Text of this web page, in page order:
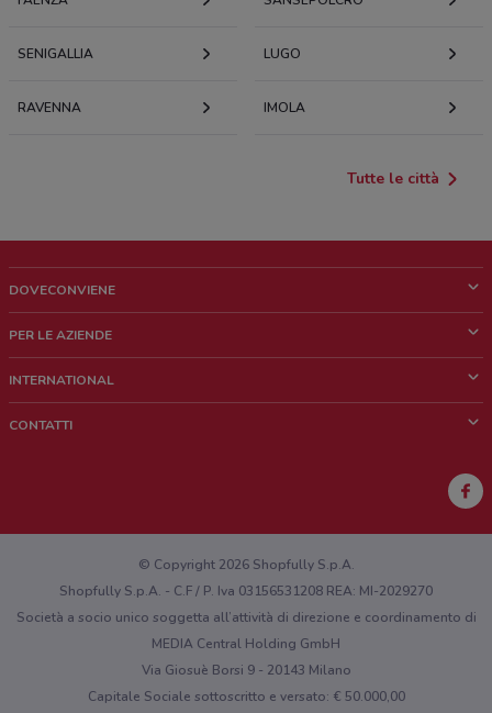
SENIGALLIA LUGO
RAVENNA IMOLA
Tutte le città
DOVECONVIENE
Chi siamo
Lavora con noi
PER LE AZIENDE
Richieste commerciali e marketing
INTERNATIONAL
CONTATTI
Hai un malfunzionamento sul web o sull'app?
© Copyright 2026 Shopfully S.p.A.
Shopfully S.p.A. - C.F / P. Iva 03156531208 REA: MI-2029270
Società a socio unico soggetta all’attività di direzione e coordinamento di
MEDIA Central Holding GmbH
Via Giosuè Borsi 9 - 20143 Milano
Capitale Sociale sottoscritto e versato: € 50.000,00